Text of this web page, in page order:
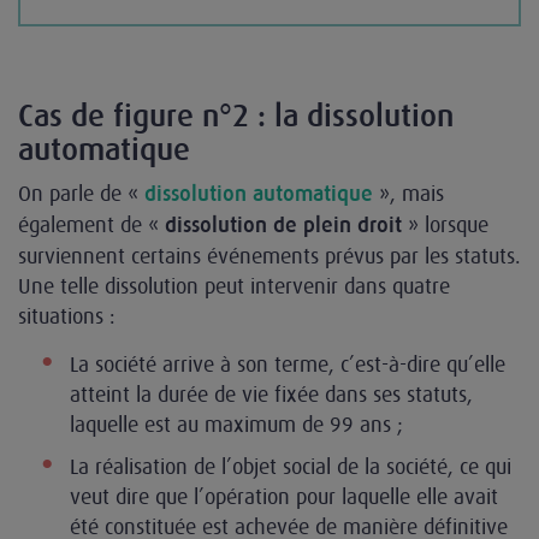
Cas de figure n°2 : la dissolution
automatique
On parle de « dissolution automatique », mais
également de « dissolution de plein droit » lorsque
surviennent certains événements prévus par les statuts.
Une telle dissolution peut intervenir dans quatre
situations :
La société arrive à son terme, c’est-à-dire qu’elle
atteint la durée de vie fixée dans ses statuts,
laquelle est au maximum de 99 ans ;
La réalisation de l’objet social de la société, ce qui
veut dire que l’opération pour laquelle elle avait
été constituée est achevée de manière définitive